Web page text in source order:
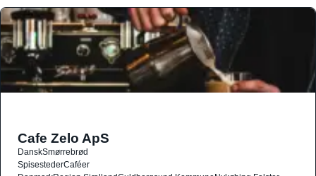
Cafe Zelo ApS
DanskSmørrebrød
SpisestederCaféer